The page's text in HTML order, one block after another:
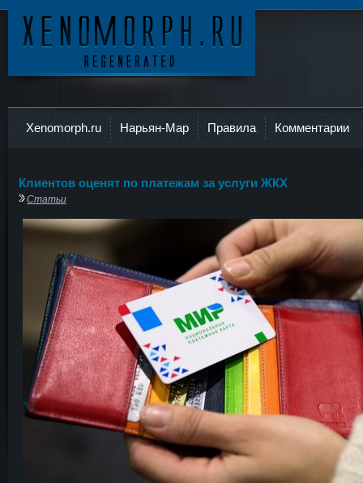
Xenomorph.ru Нарьян-Мар Правила Комментарии
Клиентов оценят по платежам за услуги ЖКХ
Статьи